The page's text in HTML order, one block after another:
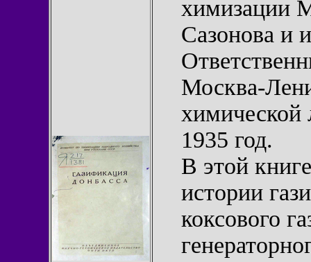
химизации
Сазонова и
Москва-
1935 год.
В этой
истории
коксового